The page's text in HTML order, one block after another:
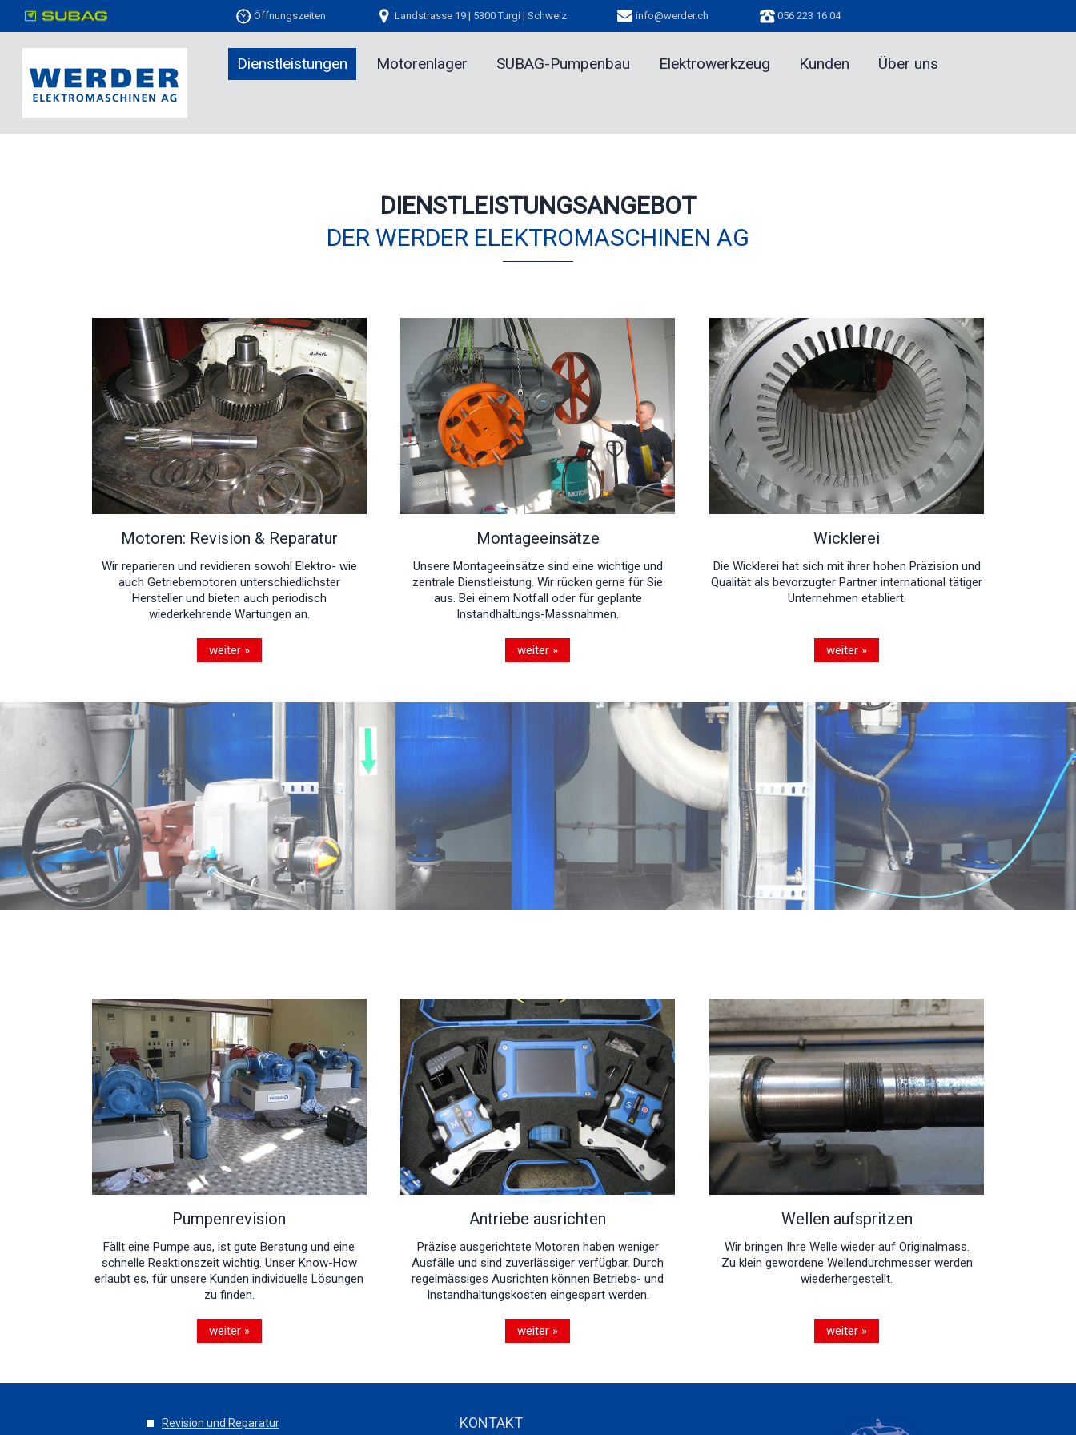
Öffnungszeiten Landstrasse 19 | 5300 Turgi | Schweiz info@werder.ch 056 223 16 04
Dienstleistungen Motorenlager SUBAG-Pumpenbau Elektrowerkzeug Kunden Über uns
DIENSTLEISTUNGSANGEBOT
DER WERDER ELEKTROMASCHINEN AG
Motoren: Revision & Reparatur
Wir reparieren und revidieren sowohl Elektro- wie
auch Getriebemotoren unterschiedlichster
Hersteller und bieten auch periodisch
wiederkehrende Wartungen an.
weiter »
Montageeinsätze
Unsere Montageeinsätze sind eine wichtige und
zentrale Dienstleistung. Wir rücken gerne für Sie
aus. Bei einem Notfall oder für geplante
Instandhaltungs-Massnahmen.
weiter »
Wicklerei
Die Wicklerei hat sich mit ihrer hohen Präzision und
Qualität als bevorzugter Partner international tätiger
Unternehmen etabliert.
weiter »
Pumpenrevision
Fällt eine Pumpe aus, ist gute Beratung und eine
schnelle Reaktionszeit wichtig. Unser Know-How
erlaubt es, für unsere Kunden individuelle Lösungen
zu finden.
weiter »
Antriebe ausrichten
Präzise ausgerichtete Motoren haben weniger
Ausfälle und sind zuverlässiger verfügbar. Durch
regelmässiges Ausrichten können Betriebs- und
Instandhaltungskosten eingespart werden.
weiter »
Wellen aufspritzen
Wir bringen Ihre Welle wieder auf Originalmass.
Zu klein gewordene Wellendurchmesser werden
wiederhergestellt.
weiter »
Revision und Reparatur KONTAKT